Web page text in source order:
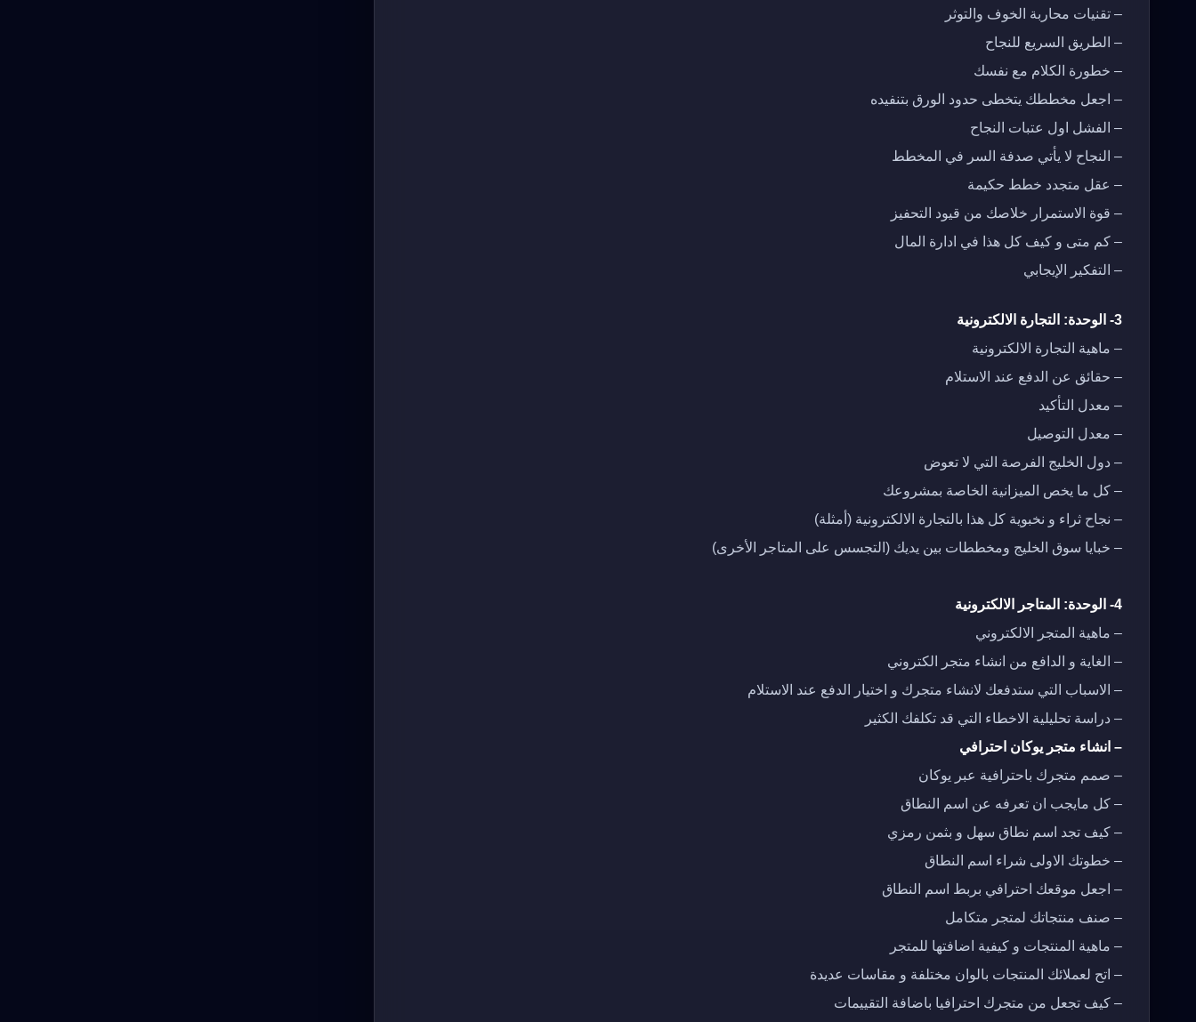
– تقنيات محاربة الخوف والتوثر
– الطريق السريع للنجاح
– خطورة الكلام مع نفسك
– اجعل مخططك يتخطى حدود الورق بتنفيده
– الفشل اول عتبات النجاح
– النجاح لا يأتي صدفة السر في المخطط
– عقل متجدد خطط حكيمة
– قوة الاستمرار خلاصك من قيود التحفيز
– كم متى و كيف كل هذا في ادارة المال
– التفكير الإيجابي
3- الوحدة: التجارة الالكترونية
– ماهية التجارة الالكترونية
– حقائق عن الدفع عند الاستلام
– معدل التأكيد
– معدل التوصيل
– دول الخليج الفرصة التي لا تعوض
– كل ما يخص الميزانية الخاصة بمشروعك
– نجاح ثراء و نخبوية كل هذا بالتجارة الالكترونية (أمثلة)
– خبايا سوق الخليج ومخططات بين يديك (التجسس على المتاجر الأخرى)
4- الوحدة: المتاجر الالكترونية
– ماهية المتجر الالكتروني
– الغاية و الدافع من انشاء متجر الكتروني
– الاسباب التي ستدفعك لانشاء متجرك و اختيار الدفع عند الاستلام
– دراسة تحليلية الاخطاء التي قد تكلفك الكثير
– انشاء متجر يوكان احترافي
– صمم متجرك باحترافية عبر يوكان
– كل مايجب ان تعرفه عن اسم النطاق
– كيف تجد اسم نطاق سهل و بثمن رمزي
– خطوتك الاولى شراء اسم النطاق
– اجعل موقعك احترافي بربط اسم النطاق
– صنف منتجاتك لمتجر متكامل
– ماهية المنتجات و كيفية اضافتها للمتجر
– اتح لعملائك المنتجات بالوان مختلفة و مقاسات عديدة
– كيف تجعل من متجرك احترافيا باضافة التقييمات